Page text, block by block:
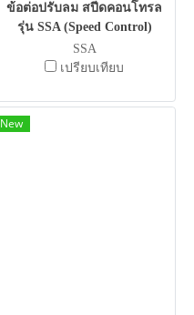
ข้อต่อปรับลม สปีดคอนโทรล
รุ่น SSA (Speed Control)
SSA
เปรียบเทียบ
New